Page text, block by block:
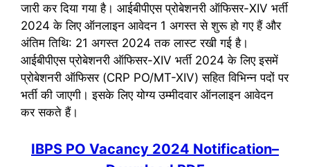
जारी कर दिया गया है। आईबीपीएस प्रोबेशनरी ऑफिसर-XIV भर्ती
2024 के लिए ऑनलाइन आवेदन 1 अगस्त से शुरू हो गए हैं और
अंतिम तिथि: 21 अगस्त 2024 तक लास्ट रखी गई है।
आईबीपीएस प्रोबेशनरी ऑफिसर-XIV भर्ती 2024 के लिए इसमें
प्रोबेशनरी ऑफिसर (CRP PO/MT-XIV) सहित विभिन्न पदों पर
भर्ती की जाएगी। इसके लिए योग्य उम्मीदवार ऑनलाइन आवेदन
कर सकते हैं।
IBPS PO Vacancy 2024 Notification–